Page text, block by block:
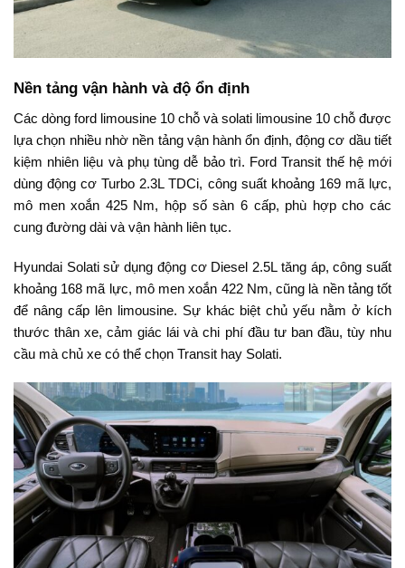
Nền tảng vận hành và độ ổn định
Các dòng ford limousine 10 chỗ và solati limousine 10 chỗ được
lựa chọn nhiều nhờ nền tảng vận hành ổn định, động cơ dầu tiết
kiệm nhiên liệu và phụ tùng dễ bảo trì. Ford Transit thế hệ mới
dùng động cơ Turbo 2.3L TDCi, công suất khoảng 169 mã lực,
mô men xoắn 425 Nm, hộp số sàn 6 cấp, phù hợp cho các
cung đường dài và vận hành liên tục.
Hyundai Solati sử dụng động cơ Diesel 2.5L tăng áp, công suất
khoảng 168 mã lực, mô men xoắn 422 Nm, cũng là nền tảng tốt
để nâng cấp lên limousine. Sự khác biệt chủ yếu nằm ở kích
thước thân xe, cảm giác lái và chi phí đầu tư ban đầu, tùy nhu
cầu mà chủ xe có thể chọn Transit hay Solati.